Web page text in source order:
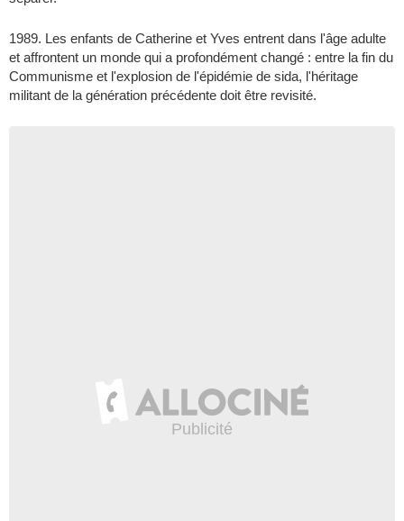
1989. Les enfants de Catherine et Yves entrent dans l'âge adulte
et affrontent un monde qui a profondément changé : entre la fin du
Communisme et l'explosion de l'épidémie de sida, l'héritage
militant de la génération précédente doit être revisité.